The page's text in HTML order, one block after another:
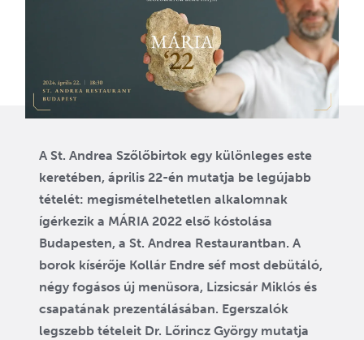
A St. Andrea Szőlőbirtok egy különleges este
keretében, április 22-én mutatja be legújabb
tételét: megismételhetetlen alkalomnak
ígérkezik a MÁRIA 2022 első kóstolása
Budapesten, a St. Andrea Restaurantban. A
borok kísérője Kollár Endre séf most debütáló,
négy fogásos új menüsora, Lizsicsár Miklós és
csapatának prezentálásában. Egerszalók
legszebb tételeit Dr. Lőrincz György mutatja